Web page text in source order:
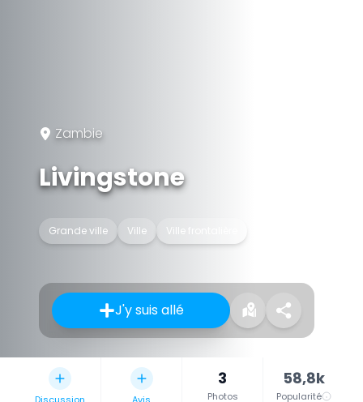
Zambie
Livingstone
Grande ville Ville Ville frontalière
J'y suis allé
Discussion Avis
3
Photos
58,8k
Popularité